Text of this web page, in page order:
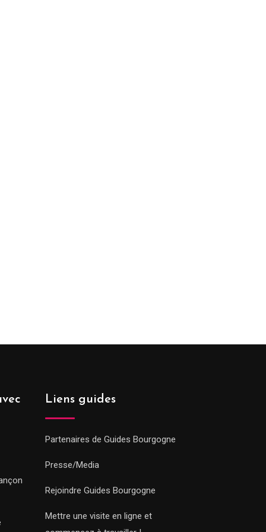
Liens guides
Partenaires de Guides Bourgogne
Presse/Media
Rejoindre Guides Bourgogne
Mettre une visite en ligne et